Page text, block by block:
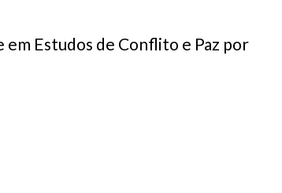
Estudos de Conflito e Paz por